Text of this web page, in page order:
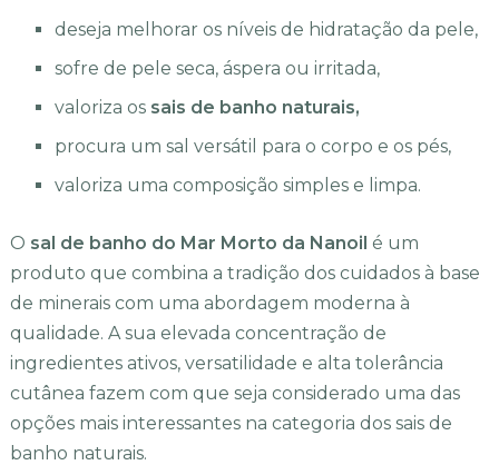
deseja melhorar os níveis de hidratação da pele,
sofre de pele seca, áspera ou irritada,
valoriza os sais de banho naturais,
procura um sal versátil para o corpo e os pés,
valoriza uma composição simples e limpa.
O sal de banho do Mar Morto da Nanoil é um
produto que combina a tradição dos cuidados à base
de minerais com uma abordagem moderna à
qualidade. A sua elevada concentração de
ingredientes ativos, versatilidade e alta tolerância
cutânea fazem com que seja considerado uma das
opções mais interessantes na categoria dos sais de
banho naturais.